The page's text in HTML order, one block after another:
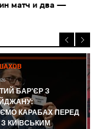
матч и два —
БАР'ЄР З
КАРАБАХ ПЕРЕД
КИЇВСЬКИМ